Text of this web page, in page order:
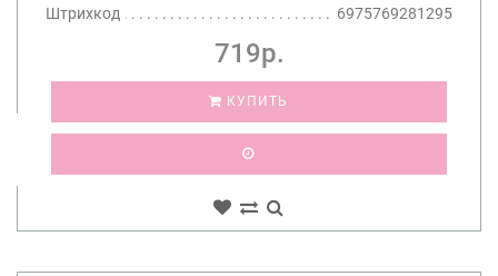
Штрихкод
6975769281295
719р.
КУПИТЬ